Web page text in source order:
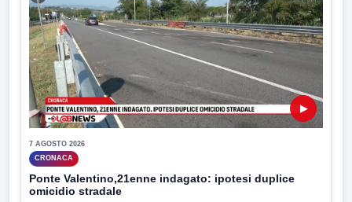
▶
7 AGOSTO 2026
CRONACA
Ponte Valentino,21enne indagato: ipotesi duplice
omicidio stradale